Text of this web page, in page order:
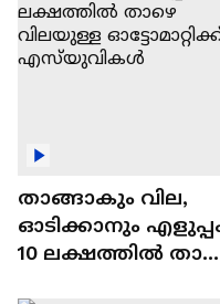
താങ്ങാകും വില,
ഓടിക്കാനും
10 ലക്ഷത്തിൽ താഴെ